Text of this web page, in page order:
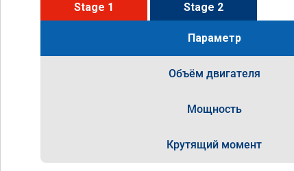
Stage 1 Stage 2
Параметр
Объём двигателя
Мощность
Крутящий момент